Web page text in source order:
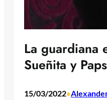
La guardiana
Sueñita y Paps
15/03/2022•